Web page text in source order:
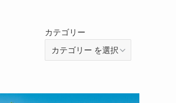
カテゴリー